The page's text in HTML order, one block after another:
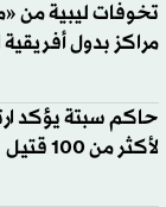
تخوفات ليبية من
مراكز بدول
حاكم سبتة يؤكد
لأكثر من 100 قتيل